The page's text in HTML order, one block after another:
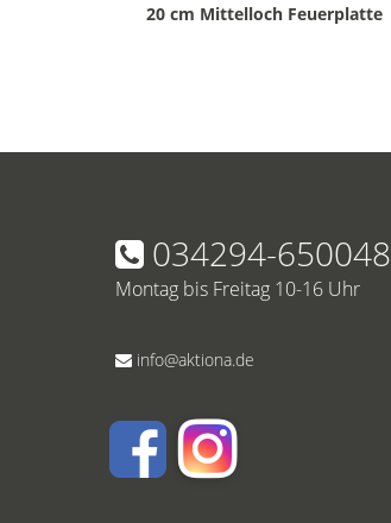
20 cm Mittelloch Feuerplatte
034294-650048
Montag bis Freitag 10-16 Uhr
info@aktiona.de